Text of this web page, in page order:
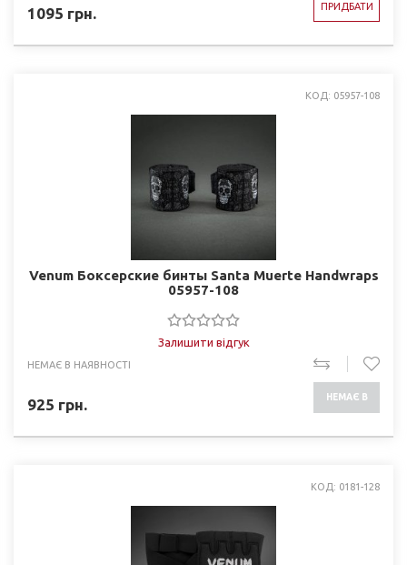
1095 грн. ПРИДБАТИ
КОД: 05957-108
Venum Боксерские бинты Santa Muerte Handwraps
05957-108
Залишити відгук
НЕМАЄ В НАЯВНОСТІ
925 грн. НЕМАЄ В
КОД: 0181-128